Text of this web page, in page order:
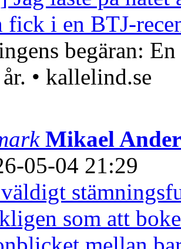
fick i en BTJ-
begäran:
• kallelind.se
Mikael
05-04 21:29
som att